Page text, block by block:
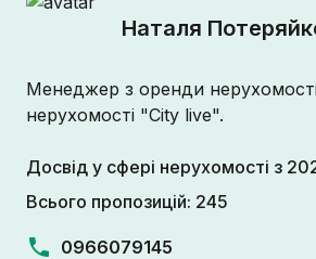
Наталя
Менеджер з оренди
нерухомості "City live".
Досвід у сфері нерухомості з
Всього пропозицій: 245
0966079145